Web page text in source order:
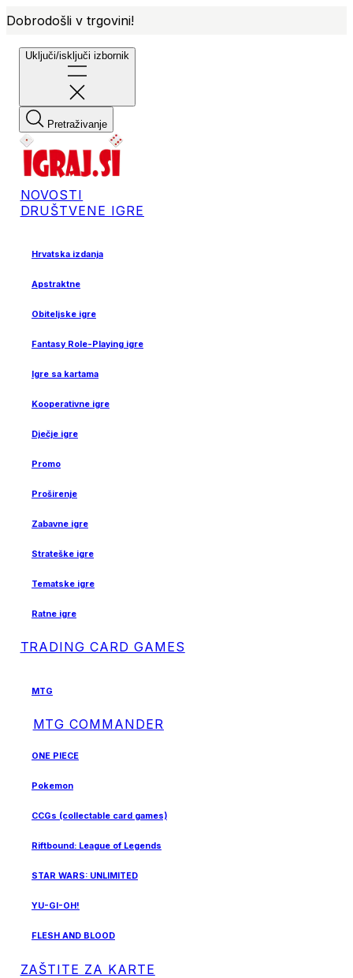
Dobrodošli v trgovini!
Uključi/isključi izbornik
Pretraživanje
NOVOSTI
DRUŠTVENE IGRE
Hrvatska izdanja
Apstraktne
Obiteljske igre
Fantasy Role-Playing igre
Igre sa kartama
Kooperativne igre
Dječje igre
Promo
Proširenje
Zabavne igre
Strateške igre
Tematske igre
Ratne igre
TRADING CARD GAMES
MTG
MTG COMMANDER
ONE PIECE
Pokemon
CCGs (collectable card games)
Riftbound: League of Legends
STAR WARS: UNLIMITED
YU-GI-OH!
FLESH AND BLOOD
ZAŠTITE ZA KARTE